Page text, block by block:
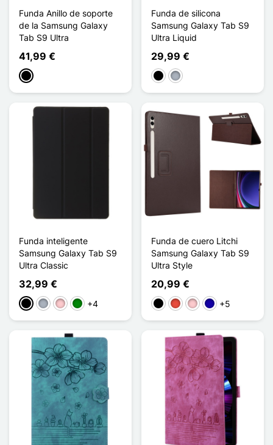
Funda Anillo de soporte
de la Samsung Galaxy
Tab S9 Ultra
41,99 €
Negro
Funda de silicona
Samsung Galaxy Tab S9
Ultra Liquid
29,99 €
NegroGris
Funda inteligente
Samsung Galaxy Tab S9
Ultra Classic
32,99 €
NegroGris RosaVerde
+4
Funda de cuero Litchi
Samsung Galaxy Tab S9
Ultra Style
20,99 €
NegroRojoRosaAzul oscuro
+5